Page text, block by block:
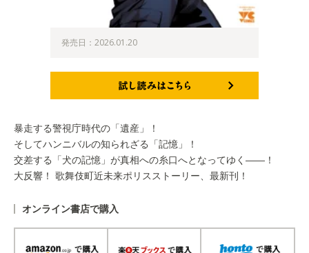
発売日：2026.01.20
暴走する警視庁時代の「遺産」！
そしてハンニバルの知られざる「記憶」！
交差する「犬の記憶」が真相への糸口へとなってゆく――！
大反響！ 歌舞伎町近未来ポリスストーリー、最新刊！
オンライン書店で購入